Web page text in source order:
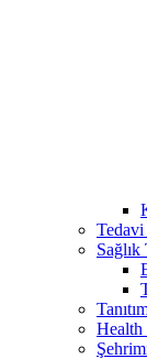
Tedavi
Health